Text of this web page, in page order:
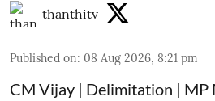
thanthitv
Published on: 08 Aug 2026, 8:21 pm
CM Vijay | Delimitation | MP